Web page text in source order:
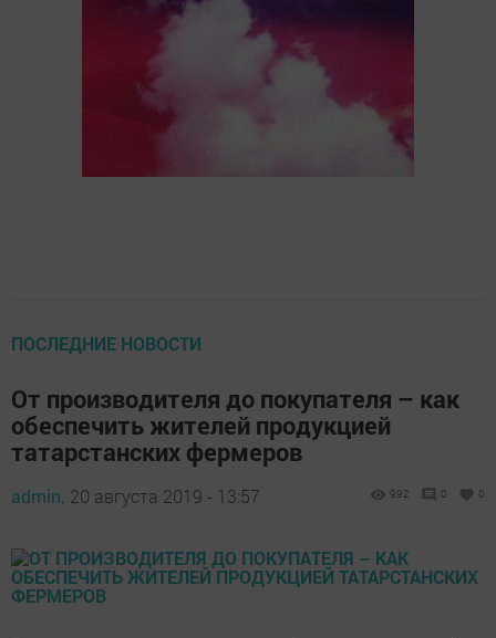
ПОСЛЕДНИЕ НОВОСТИ
От производителя до покупателя – как
обеспечить жителей продукцией
татарстанских фермеров
admin, 20 августа 2019 - 13:57 992 0 0